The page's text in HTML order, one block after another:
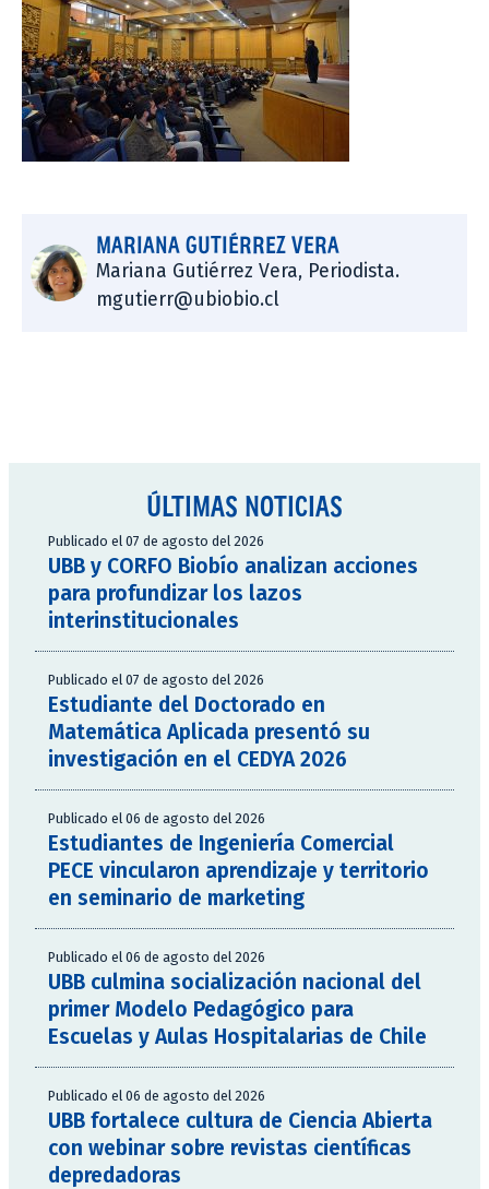
MARIANA GUTIÉRREZ VERA
Mariana Gutiérrez Vera, Periodista.
mgutierr@ubiobio.cl
ÚLTIMAS NOTICIAS
Publicado el 07 de agosto del 2026
UBB y CORFO Biobío analizan acciones
para profundizar los lazos
interinstitucionales
Publicado el 07 de agosto del 2026
Estudiante del Doctorado en
Matemática Aplicada presentó su
investigación en el CEDYA 2026
Publicado el 06 de agosto del 2026
Estudiantes de Ingeniería Comercial
PECE vincularon aprendizaje y territorio
en seminario de marketing
Publicado el 06 de agosto del 2026
UBB culmina socialización nacional del
primer Modelo Pedagógico para
Escuelas y Aulas Hospitalarias de Chile
Publicado el 06 de agosto del 2026
UBB fortalece cultura de Ciencia Abierta
con webinar sobre revistas científicas
depredadoras